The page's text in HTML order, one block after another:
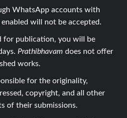
WhatsApp accounts with
enabled will not be accepted.
for publication, you will be
Prathibhavam does not offer
works.
for the originality,
copyright, and all other
of their submissions.